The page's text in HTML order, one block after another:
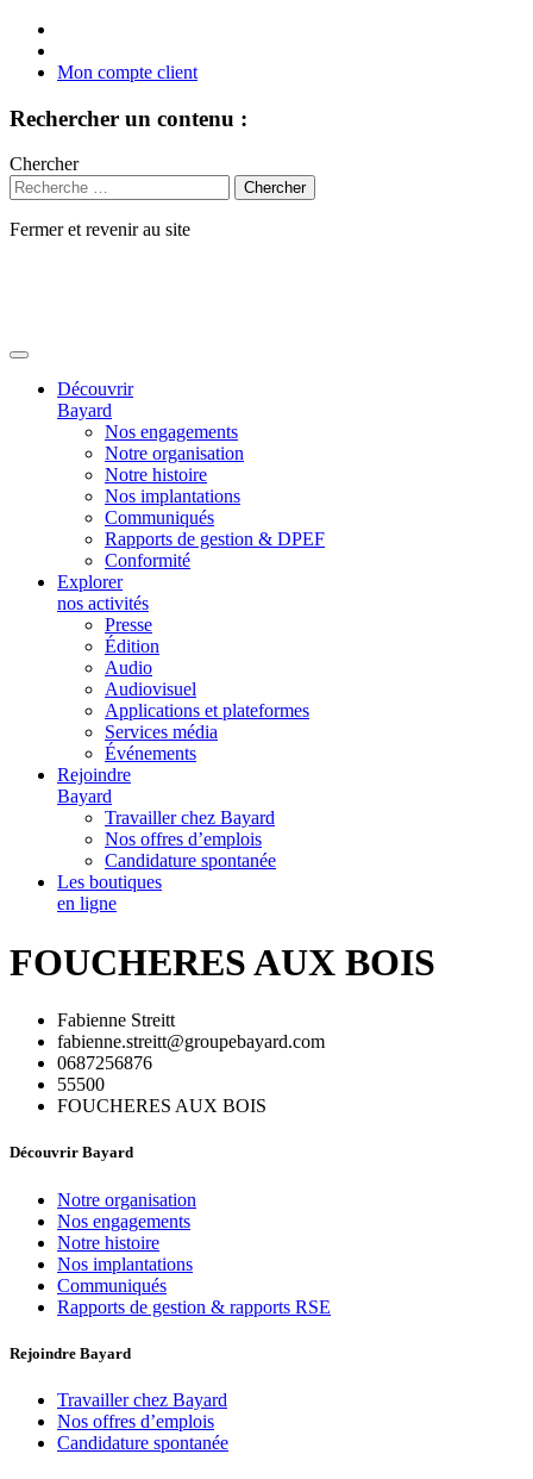
Mon compte client
Rechercher un contenu :
Chercher
Fermer et revenir au site
Découvrir
Bayard
Nos engagements
Notre organisation
Notre histoire
Nos implantations
Communiqués
Rapports de gestion & DPEF
Conformité
Explorer
nos activités
Presse
Édition
Audio
Audiovisuel
Applications et plateformes
Services média
Événements
Rejoindre
Bayard
Travailler chez Bayard
Nos offres d’emplois
Candidature spontanée
Les boutiques
en ligne
FOUCHERES AUX BOIS
Fabienne Streitt
fabienne.streitt@groupebayard.com
0687256876
55500
FOUCHERES AUX BOIS
Découvrir Bayard
Notre organisation
Nos engagements
Notre histoire
Nos implantations
Communiqués
Rapports de gestion & rapports RSE
Rejoindre Bayard
Travailler chez Bayard
Nos offres d’emplois
Candidature spontanée